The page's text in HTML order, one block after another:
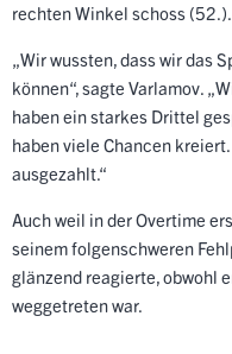
rechten Winkel schoss (52.).
„Wir wussten, dass wir das
können“, sagte Varlamov.
haben ein starkes Drittel
haben viele Chancen
ausgezahlt.“
Auch weil in der Overtime
seinem folgenschweren
glänzend reagierte, obwohl
weggetreten war.